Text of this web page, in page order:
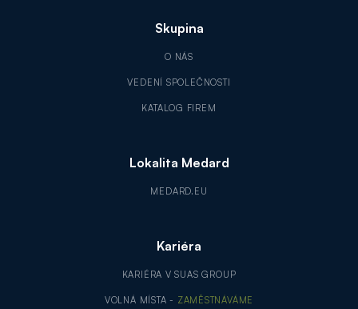
Skupina
O NÁS
VEDENÍ SPOLEČNOSTI
KATALOG FIREM
Lokalita Medard
MEDARD.EU
Kariéra
KARIÉRA V SUAS GROUP
VOLNÁ MÍSTA - ZAMĚSTNÁVÁME